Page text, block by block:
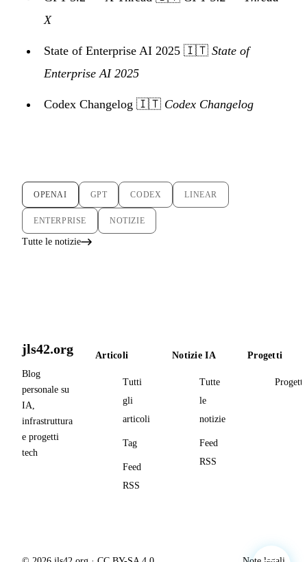
X
State of Enterprise AI 2025 🇮🇹 State of
Enterprise AI 2025
Codex Changelog 🇮🇹 Codex Changelog
OPENAI GPT CODEX LINEAR
ENTERPRISE NOTIZIE
Tutte le notizie
jls42.org
Blog
personale su
IA,
infrastruttura
e progetti
tech
Articoli
Tutti
gli
articoli
Tag
Feed
RSS
Notizie IA
Tutte
le
notizie
Feed
RSS
Progetti
Progetti